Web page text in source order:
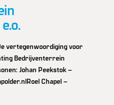
vertegenwoordiging voor
Bedrijventerrein
Johan Peekstok –
Chapel –